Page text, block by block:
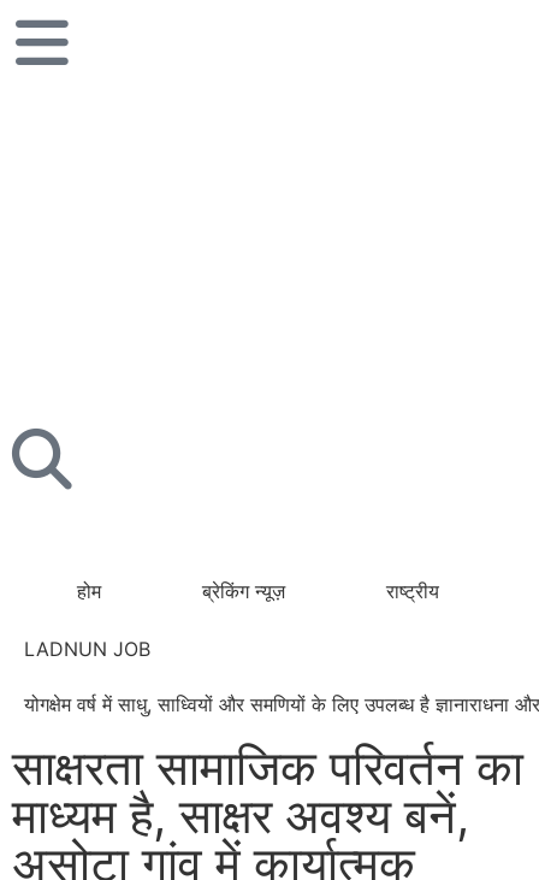
होम ब्रेकिंग न्यूज़ राष्ट्रीय
LADNUN JOB
योगक्षेम वर्ष में साधु, साध्वियों और समणियों के लिए उपलब्ध है
साक्षरता सामाजिक परिवर्तन का
माध्यम है, साक्षर अवश्य बनें,
असोटा गांव में कार्यात्मक